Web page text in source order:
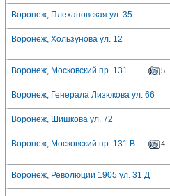
Воронеж, Плехановская ул. 35
Воронеж, Хользунова ул. 12
Воронеж, Московский пр. 131 5
Воронеж, Генерала Лизюкова ул. 66
Воронеж, Шишкова ул. 72
Воронеж, Московский пр. 131 В 4
Воронеж, Революции 1905 ул. 31 Д